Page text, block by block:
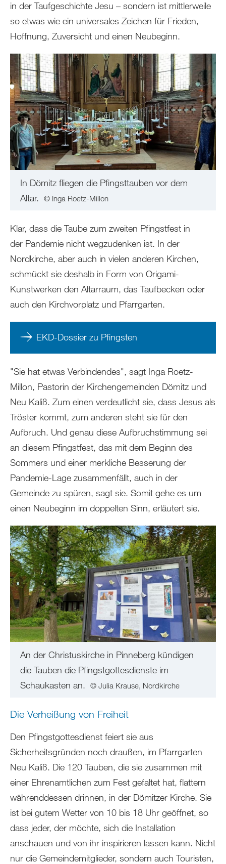
in der Taufgeschichte Jesu – sondern ist mittlerweile
so etwas wie ein universales Zeichen für Frieden,
Hoffnung, Zuversicht und einen Neubeginn.
In Dömitz fliegen die Pfingsttauben vor dem
Altar.
© Inga Roetz-Millon
Klar, dass die Taube zum zweiten Pfingstfest in
der Pandemie nicht wegzudenken ist. In der
Nordkirche, aber auch in vielen anderen Kirchen,
schmückt sie deshalb in Form von Origami-
Kunstwerken den Altarraum, das Taufbecken oder
auch den Kirchvorplatz und Pfarrgarten.
EKD-Dossier zu Pfingsten
"Sie hat etwas Verbindendes", sagt Inga Roetz-
Millon, Pastorin der Kirchengemeinden Dömitz und
Neu Kaliß. Zum einen verdeutlicht sie, dass Jesus als
Tröster kommt, zum anderen steht sie für den
Aufbruch. Und genau diese Aufbruchstimmung sei
an diesem Pfingstfest, das mit dem Beginn des
Sommers und einer merkliche Besserung der
Pandemie-Lage zusammenfällt, auch in der
Gemeinde zu spüren, sagt sie. Somit gehe es um
einen Neubeginn im doppelten Sinn, erläutert sie.
An der Christuskirche in Pinneberg kündigen
die Tauben die Pfingstgottesdienste im
Schaukasten an.
© Julia Krause, Nordkirche
Die Verheißung von Freiheit
Den Pfingstgottesdienst feiert sie aus
Sicherheitsgründen noch draußen, im Pfarrgarten
Neu Kaliß. Die 120 Tauben, die sie zusammen mit
einer Ehrenamtlichen zum Fest gefaltet hat, flattern
währenddessen drinnen, in der Dömitzer Kirche. Sie
ist bei gutem Wetter von 10 bis 18 Uhr geöffnet, so
dass jeder, der möchte, sich die Installation
anschauen und von ihr inspirieren lassen kann. Nicht
nur die Gemeindemitglieder, sondern auch Touristen,